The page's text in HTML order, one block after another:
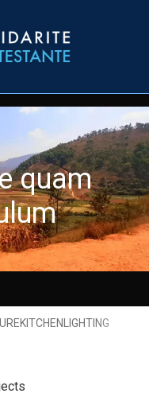
quam
KITCHEN LIGHTING